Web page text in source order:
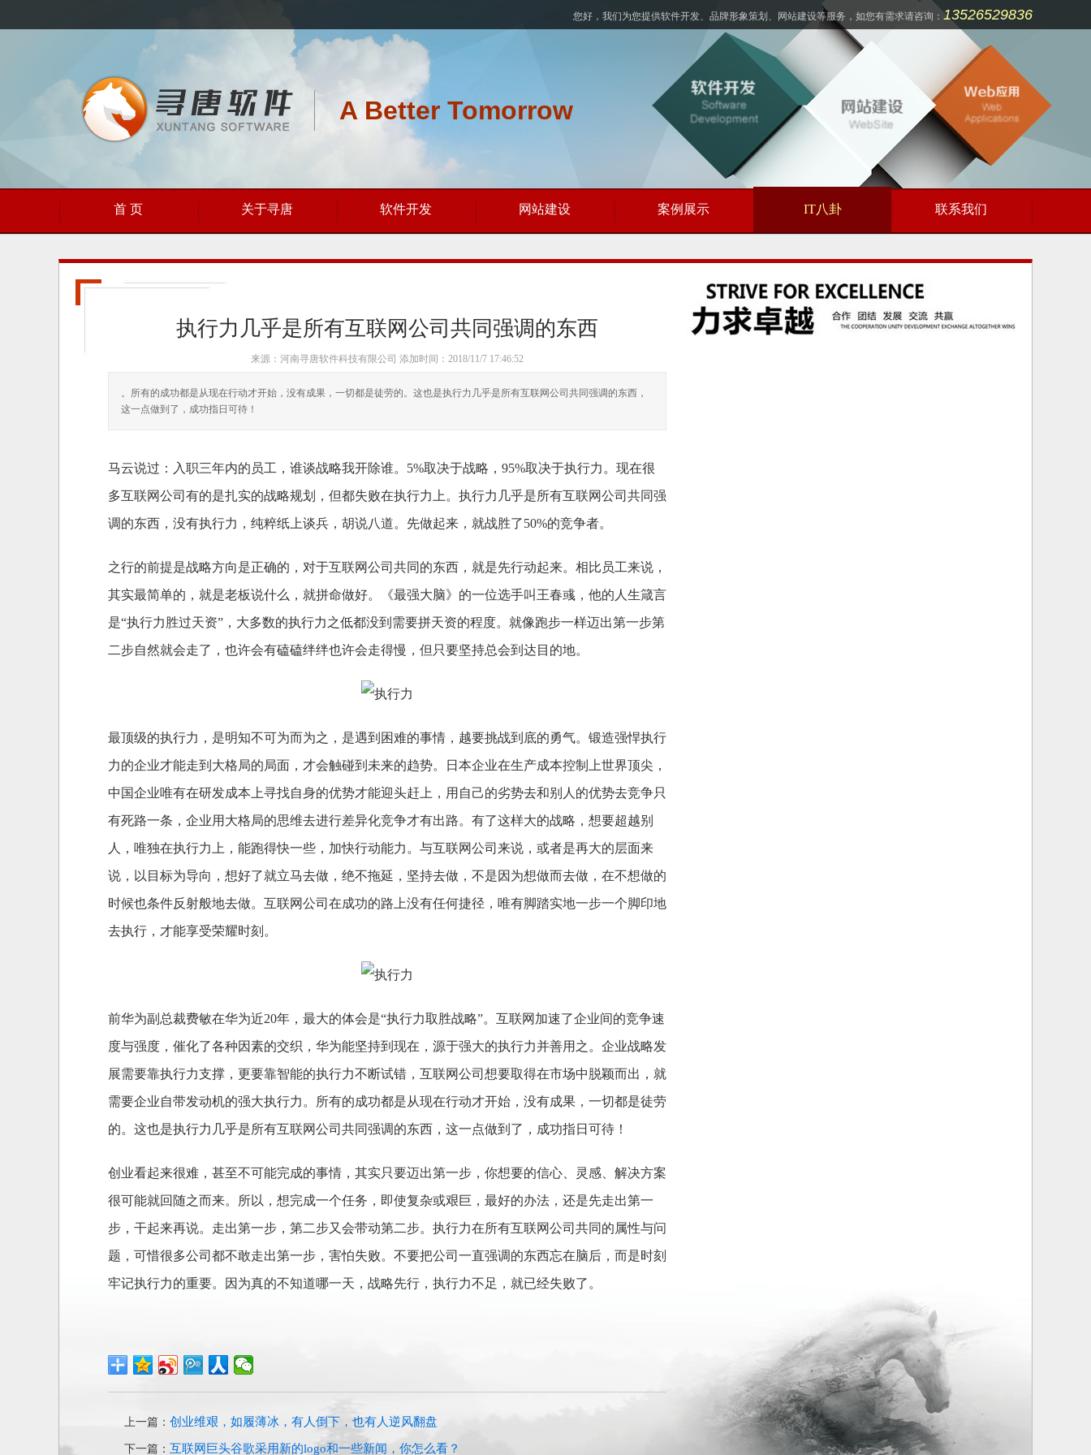
您好，我们为您提供软件开发、品牌形象策划、网站建设等服务，如您有需求请咨询： 13526529836
A Better Tomorrow
首 页 关于寻唐 软件开发 网站建设 案例展示 IT八卦 联系我们
执行力几乎是所有互联网公司共同强调的东西
来源：河南寻唐软件科技有限公司 添加时间：2018/11/7 17:46:52
。所有的成功都是从现在行动才开始，没有成果，一切都是徒劳的。这也是执行力几乎是所有互联网公司共同强调的东西，
这一点做到了，成功指日可待！
马云说过：入职三年内的员工，谁谈战略我开除谁。5%取决于战略，95%取决于执行力。现在很
多互联网公司有的是扎实的战略规划，但都失败在执行力上。执行力几乎是所有互联网公司共同强
调的东西，没有执行力，纯粹纸上谈兵，胡说八道。先做起来，就战胜了50%的竞争者。
之行的前提是战略方向是正确的，对于互联网公司共同的东西，就是先行动起来。相比员工来说，
其实最简单的，就是老板说什么，就拼命做好。《最强大脑》的一位选手叫王春彧，他的人生箴言
是“执行力胜过天资”，大多数的执行力之低都没到需要拼天资的程度。就像跑步一样迈出第一步第
二步自然就会走了，也许会有磕磕绊绊也许会走得慢，但只要坚持总会到达目的地。
最顶级的执行力，是明知不可为而为之，是遇到困难的事情，越要挑战到底的勇气。锻造强悍执行
力的企业才能走到大格局的局面，才会触碰到未来的趋势。日本企业在生产成本控制上世界顶尖，
中国企业唯有在研发成本上寻找自身的优势才能迎头赶上，用自己的劣势去和别人的优势去竞争只
有死路一条，企业用大格局的思维去进行差异化竞争才有出路。有了这样大的战略，想要超越别
人，唯独在执行力上，能跑得快一些，加快行动能力。与互联网公司来说，或者是再大的层面来
说，以目标为导向，想好了就立马去做，绝不拖延，坚持去做，不是因为想做而去做，在不想做的
时候也条件反射般地去做。互联网公司在成功的路上没有任何捷径，唯有脚踏实地一步一个脚印地
去执行，才能享受荣耀时刻。
前华为副总裁费敏在华为近20年，最大的体会是“执行力取胜战略”。互联网加速了企业间的竞争速
度与强度，催化了各种因素的交织，华为能坚持到现在，源于强大的执行力并善用之。企业战略发
展需要靠执行力支撑，更要靠智能的执行力不断试错，互联网公司想要取得在市场中脱颖而出，就
需要企业自带发动机的强大执行力。所有的成功都是从现在行动才开始，没有成果，一切都是徒劳
的。这也是执行力几乎是所有互联网公司共同强调的东西，这一点做到了，成功指日可待！
创业看起来很难，甚至不可能完成的事情，其实只要迈出第一步，你想要的信心、灵感、解决方案
很可能就回随之而来。所以，想完成一个任务，即使复杂或艰巨，最好的办法，还是先走出第一
步，干起来再说。走出第一步，第二步又会带动第二步。执行力在所有互联网公司共同的属性与问
题，可惜很多公司都不敢走出第一步，害怕失败。不要把公司一直强调的东西忘在脑后，而是时刻
牢记执行力的重要。因为真的不知道哪一天，战略先行，执行力不足，就已经失败了。
上一篇： 创业维艰，如履薄冰，有人倒下，也有人逆风翻盘
下一篇： 互联网巨头谷歌采用新的logo和一些新闻，你怎么看？